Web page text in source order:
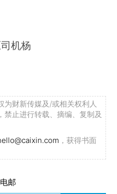
机杨
为财新传媒及/或相关权利人
禁止进行转载、摘编、复制及
，获得书面
邮